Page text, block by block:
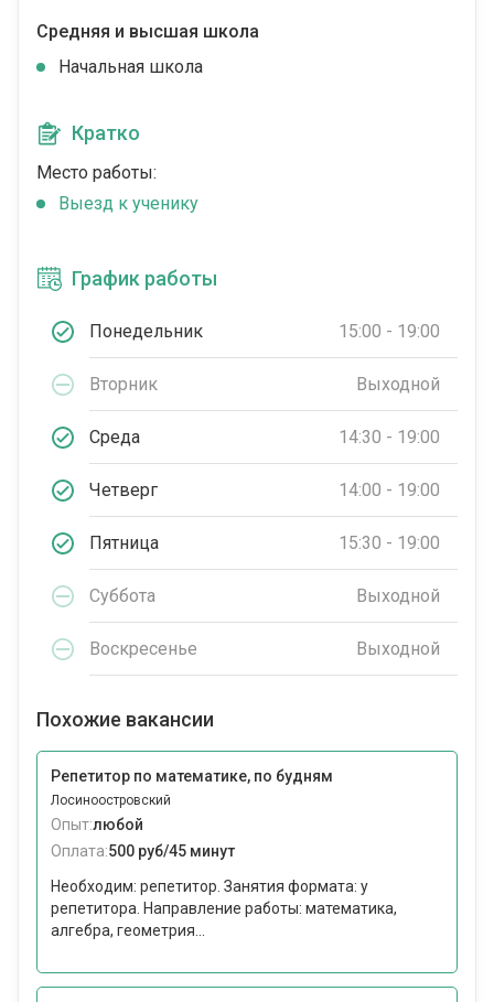
Средняя и высшая школа
Начальная школа
Кратко
Место работы:
Выезд к ученику
График работы
Понедельник 15:00 - 19:00
Вторник Выходной
Среда 14:30 - 19:00
Четверг 14:00 - 19:00
Пятница 15:30 - 19:00
Суббота Выходной
Воскресенье Выходной
Похожие вакансии
Репетитор по математике, по будням
Лосиноостровский
Опыт:любой
Оплата:500 руб/45 минут
Необходим: репетитор. Занятия формата: у
репетитора. Направление работы: математика,
алгебра, геометрия...